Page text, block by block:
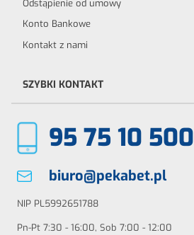
Odstąpienie od umowy
Konto Bankowe
Kontakt z nami
SZYBKI KONTAKT
95 75 10 500
biuro@pekabet.pl
NIP PL5992651788
Pn-Pt 7:30 - 16:00, Sob 7:00 - 12:00